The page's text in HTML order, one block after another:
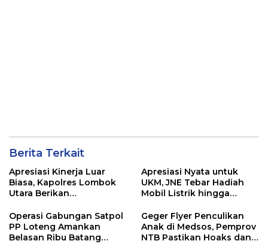
Berita Terkait
Apresiasi Kinerja Luar
Biasa, Kapolres Lombok
Utara Berikan
Personel Berprestasi
Apresiasi Nyata untuk
UKM, JNE Tebar Hadiah
Mobil Listrik hingga
2025
Operasi Gabungan Satpol
PP Loteng Amankan
Belasan Ribu Batang
Geger Flyer Penculikan
Anak di Medsos, Pemprov
NTB Pastikan Hoaks dan